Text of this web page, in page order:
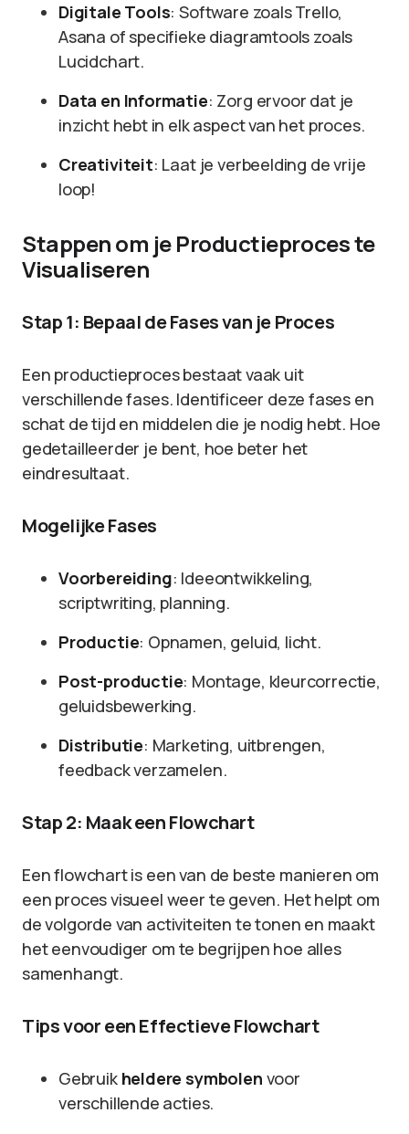
Digitale Tools: Software zoals Trello,
Asana of specifieke diagramtools zoals
Lucidchart.
Data en Informatie: Zorg ervoor dat je
inzicht hebt in elk aspect van het proces.
Creativiteit: Laat je verbeelding de vrije
loop!
Stappen om je Productieproces te
Visualiseren
Stap 1: Bepaal de Fases van je Proces
Een productieproces bestaat vaak uit
verschillende fases. Identificeer deze fases en
schat de tijd en middelen die je nodig hebt. Hoe
gedetailleerder je bent, hoe beter het
eindresultaat.
Mogelijke Fases
Voorbereiding: Ideeontwikkeling,
scriptwriting, planning.
Productie: Opnamen, geluid, licht.
Post-productie: Montage, kleurcorrectie,
geluidsbewerking.
Distributie: Marketing, uitbrengen,
feedback verzamelen.
Stap 2: Maak een Flowchart
Een flowchart is een van de beste manieren om
een proces visueel weer te geven. Het helpt om
de volgorde van activiteiten te tonen en maakt
het eenvoudiger om te begrijpen hoe alles
samenhangt.
Tips voor een Effectieve Flowchart
Gebruik heldere symbolen voor
verschillende acties.